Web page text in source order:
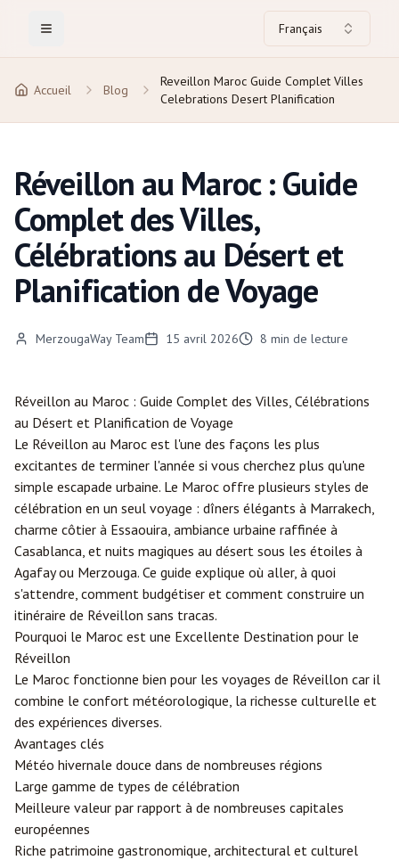
Toggle Menu Français
Accueil Blog
Reveillon Maroc Guide Complet Villes
Celebrations Desert Planification
Réveillon au Maroc : Guide
Complet des Villes,
Célébrations au Désert et
Planification de Voyage
MerzougaWay Team 15 avril 2026 8 min de lecture
Réveillon au Maroc : Guide Complet des Villes, Célébrations
au Désert et Planification de Voyage
Le Réveillon au Maroc est l'une des façons les plus
excitantes de terminer l'année si vous cherchez plus qu'une
simple escapade urbaine. Le Maroc offre plusieurs styles de
célébration en un seul voyage : dîners élégants à Marrakech,
charme côtier à Essaouira, ambiance urbaine raffinée à
Casablanca, et nuits magiques au désert sous les étoiles à
Agafay ou Merzouga. Ce guide explique où aller, à quoi
s'attendre, comment budgétiser et comment construire un
itinéraire de Réveillon sans tracas.
Pourquoi le Maroc est une Excellente Destination pour le
Réveillon
Le Maroc fonctionne bien pour les voyages de Réveillon car il
combine le confort météorologique, la richesse culturelle et
des expériences diverses.
Avantages clés
Météo hivernale douce dans de nombreuses régions
Large gamme de types de célébration
Meilleure valeur par rapport à de nombreuses capitales
européennes
Riche patrimoine gastronomique, architectural et culturel